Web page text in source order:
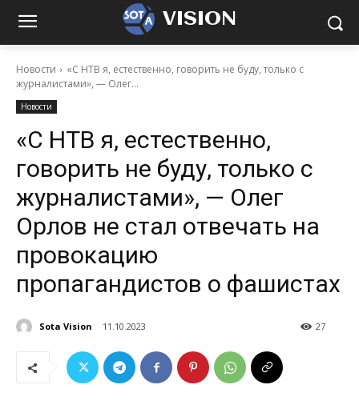
VISION
Новости
«С НТВ я, естественно, говорить не буду, только с
журналистами», — Олег...
Новости
«С НТВ я, естественно,
говорить не буду, только с
журналистами», — Олег
Орлов не стал отвечать на
провокацию
пропагандистов о фашистах
Sota Vision 11.10.2023 27